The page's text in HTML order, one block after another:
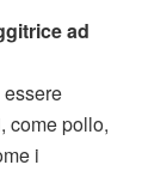
ad
come pollo,
i